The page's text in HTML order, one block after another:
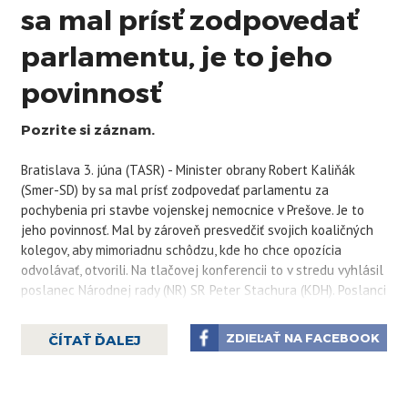
sa mal prísť zodpovedať
parlamentu, je to jeho
povinnosť
Pozrite si záznam.
Bratislava 3. júna (TASR) - Minister obrany Robert Kaliňák
(Smer-SD) by sa mal prísť zodpovedať parlamentu za
pochybenia pri stavbe vojenskej nemocnice v Prešove. Je to
jeho povinnosť. Mal by zároveň presvedčiť svojich koaličných
kolegov, aby mimoriadnu schôdzu, kde ho chce opozícia
odvolávať, otvorili. Na tlačovej konferencii to v stredu vyhlásil
poslanec Národnej rady (NR) SR Peter Stachura (KDH). Poslanci
nepodporia.
„My sme pripravení s ním na túto tému diskutovať.
ČÍTAŤ ĎALEJ ZDIEĽAŤ NA FACEBOOK